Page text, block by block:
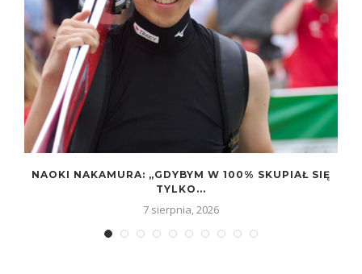
NAOKI NAKAMURA: „GDYBYM W 100% SKUPIAŁ SIĘ
TYLKO...
7 sierpnia, 2026